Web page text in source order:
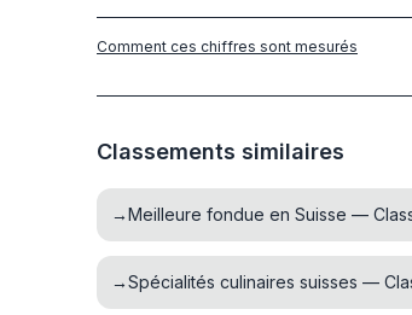
Comment ces chiffres sont mesurés
Classements similaires
→Meilleure fondue en Suisse —
→Spécialités culinaires suisses —